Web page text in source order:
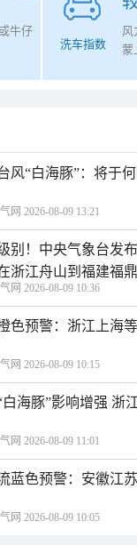
牛仔
洗车指数
风
蒙
风“白海豚”：将于
网 2026-08-09 13:21
别！中央气象台发
浙江舟山到福建福
网 2026-08-09 10:36
色预警：浙江上海
网 2026-08-09 10:15
白海豚”影响增强 浙
网 2026-08-09 11:01
蓝色预警：安徽江
网 2026-08-09 10:05